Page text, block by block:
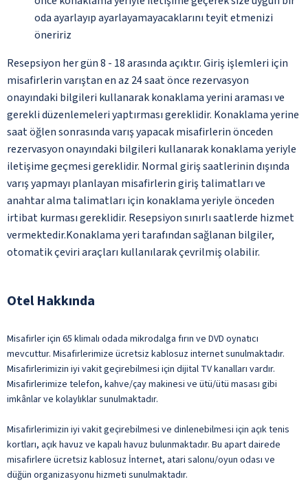
oda ayarlayıp ayarlayamayacaklarını teyit etmenizi
öneririz
Resepsiyon her gün 8 - 18 arasında açıktır. Giriş işlemleri için
misafirlerin varıştan en az 24 saat önce rezervasyon
onayındaki bilgileri kullanarak konaklama yerini araması ve
gerekli düzenlemeleri yaptırması gereklidir. Konaklama yerine
saat öğlen sonrasında varış yapacak misafirlerin önceden
rezervasyon onayındaki bilgileri kullanarak konaklama yeriyle
iletişime geçmesi gereklidir. Normal giriş saatlerinin dışında
varış yapmayı planlayan misafirlerin giriş talimatları ve
anahtar alma talimatları için konaklama yeriyle önceden
irtibat kurması gereklidir. Resepsiyon sınırlı saatlerde hizmet
vermektedir.Konaklama yeri tarafından sağlanan bilgiler,
otomatik çeviri araçları kullanılarak çevrilmiş olabilir.
Otel Hakkında
Misafirler için 65 klimalı odada mikrodalga fırın ve DVD oynatıcı
mevcuttur. Misafirlerimize ücretsiz kablosuz internet sunulmaktadır.
Misafirlerimizin iyi vakit geçirebilmesi için dijital TV kanalları vardır.
Misafirlerimize telefon, kahve/çay makinesi ve ütü/ütü masası gibi
imkânlar ve kolaylıklar sunulmaktadır.
Misafirlerimizin iyi vakit geçirebilmesi ve dinlenebilmesi için açık tenis
kortları, açık havuz ve kapalı havuz bulunmaktadır. Bu apart dairede
misafirlere ücretsiz kablosuz İnternet, atari salonu/oyun odası ve
düğün organizasyonu hizmeti sunulmaktadır.